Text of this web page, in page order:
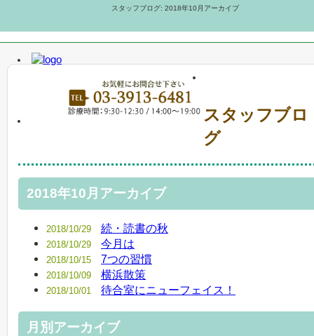
スタッフブログ: 2018年10月アーカイブ
スタッフブロ
グ
2018年10月アーカイブ
2018/10/29 続・読書の秋
2018/10/29 今月は
2018/10/15 7つの習慣
2018/10/09 横浜散策
2018/10/01 待合室にニューフェイス！
月別アーカイブ